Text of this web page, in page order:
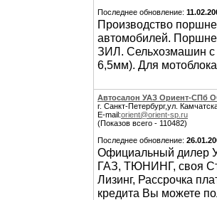
Последнее обновление:
Производство
автомобилей.
ЗИЛ. Сельхозмашин
6,5мм). Для
Aвтосалон УАЗ Ориент-СПб
г. Санкт-Петербург,ул.
E-mail:orient@orient-sp.ru
(Показов всего - 110482)
Последнее обновление:
Официальный дилер
ГАЗ, ТЮНИНГ, своя
Лизинг, Рассрочка
кредита Вы можете